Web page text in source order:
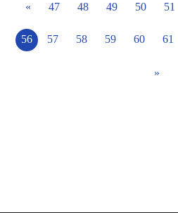
« 47 48 49 50 51
56 57 58 59 60 61
»